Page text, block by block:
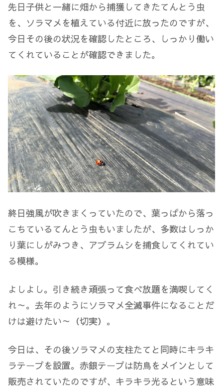
先日子供と一緒に畑から捕獲してきたてんとう虫
を、ソラマメを植えている付近に放ったのですが、
今日その後の状況を確認したところ、しっかり働い
てくれていることが確認できました。
終日強風が吹きまくっていたので、葉っぱから落っ
こちているてんとう虫もいましたが、多数はしっか
り葉にしがみつき、アブラムシを捕食してくれてい
る模様。
よしよし。引き続き頑張って食べ放題を満喫してく
れ～。去年のようにソラマメ全滅事件になることだ
けは避けたい～（切実）。
今日は、その後ソラマメの支柱たてと同時にキラキ
ラテープを設置。赤銀テープは防鳥をメインとして
販売されていたのですが、キラキラ光るという意味